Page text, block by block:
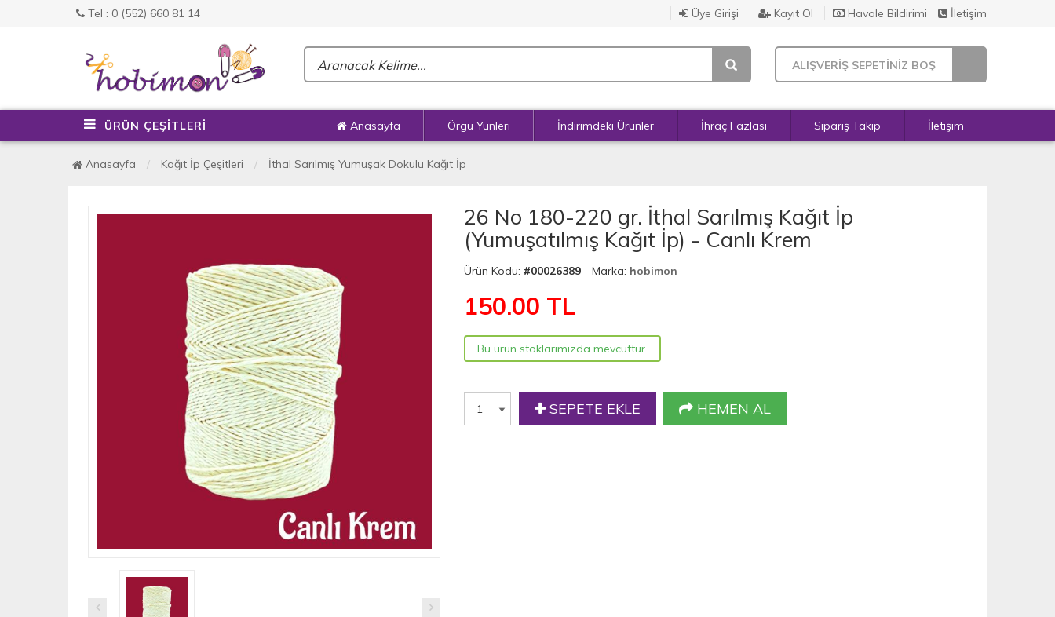
Tel : 0 (552) 660 81 14 Üye Girişi Kayıt Ol Havale Bildirimi İletişim
ALIŞVERİŞ SEPETİNİZ BOŞ
ÜRÜN ÇEŞİTLERİ Anasayfa Örgü Yünleri İndirimdeki Ürünler İhraç Fazlası Sipariş Takip İletişim
Anasayfa Kağıt İp Çeşitleri İthal Sarılmış Yumuşak Dokulu Kağıt İp
26 No 180-220 gr. İthal Sarılmış Kağıt İp
(Yumuşatılmış Kağıt İp) - Canlı Krem
Ürün Kodu: #00026389 Marka: hobimon
150.00 TL
Bu ürün stoklarımızda mevcuttur.
SEPETE EKLE HEMEN AL